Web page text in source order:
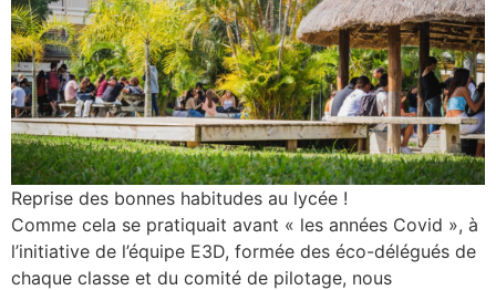
Reprise des bonnes habitudes au lycée !
Comme cela se pratiquait avant « les années Covid », à
l’initiative de l’équipe E3D, formée des éco-délégués de
chaque classe et du comité de pilotage, nous